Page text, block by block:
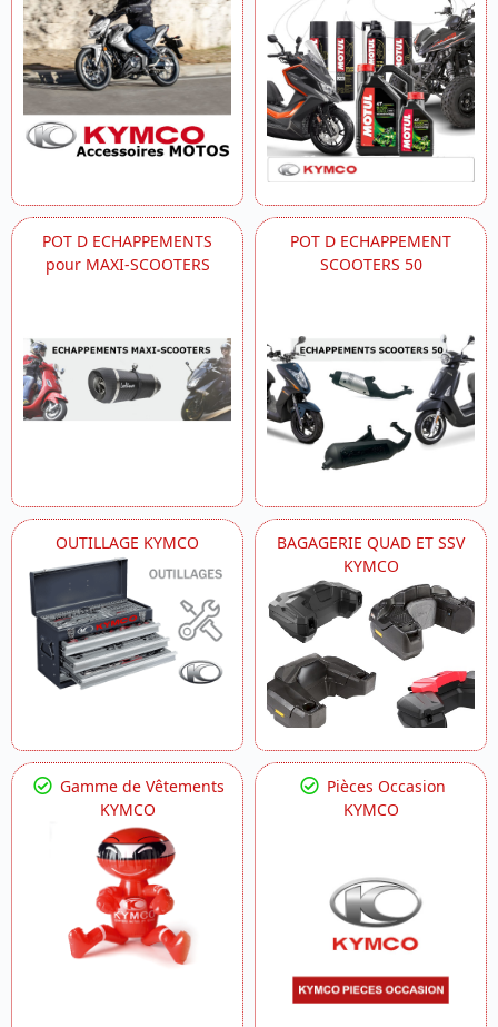
POT D ECHAPPEMENTS
pour MAXI-SCOOTERS
POT D ECHAPPEMENT
SCOOTERS 50
OUTILLAGE KYMCO
BAGAGERIE QUAD ET SSV
KYMCO
Gamme de Vêtements
KYMCO
Pièces Occasion
KYMCO